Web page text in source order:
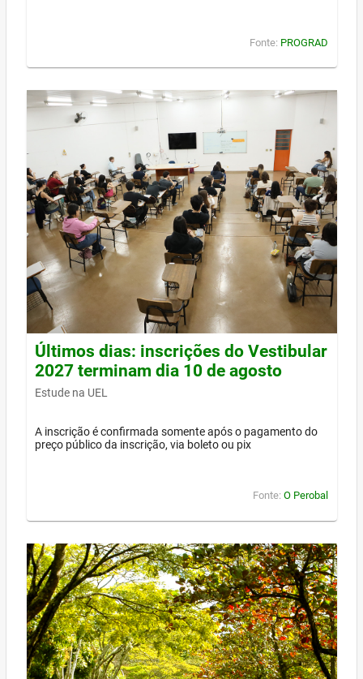
Fonte: PROGRAD
Últimos dias: inscrições do Vestibular
2027 terminam dia 10 de agosto
Estude na UEL
A inscrição é confirmada somente após o pagamento do
preço público da inscrição, via boleto ou pix
Fonte: O Perobal